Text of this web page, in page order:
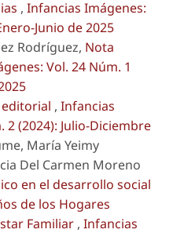
, Infancias Imágenes:
Junio de 2025
Rodríguez, Nota
Vol. 24 Núm. 1
, Infancias
2 (2024): Julio-Diciembre
María Yeimy
Del Carmen Moreno
en el desarrollo social
de los Hogares
Familiar , Infancias